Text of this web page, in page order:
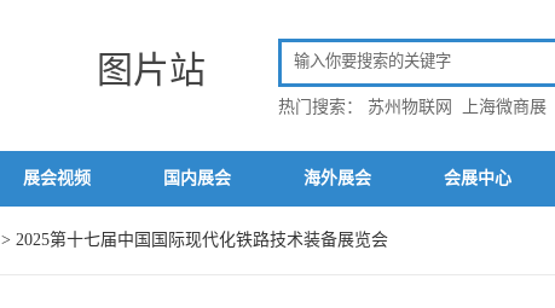
图片站
热门搜索： 苏州物联网 上海微商展
展会视频 国内展会 海外展会 会展中心
> 2025第十七届中国国际现代化铁路技术装备展览会